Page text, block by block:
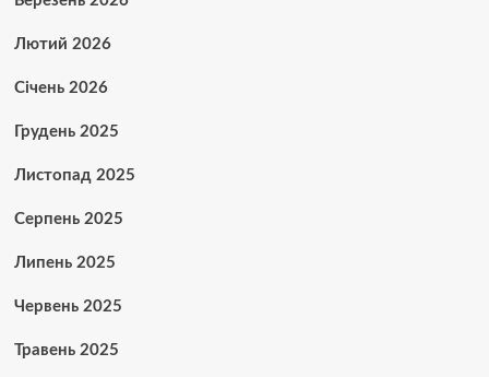
Лютий 2026
Січень 2026
Грудень 2025
Листопад 2025
Серпень 2025
Липень 2025
Червень 2025
Травень 2025